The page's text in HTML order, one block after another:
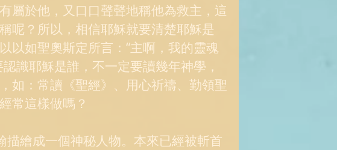
屬於他，又口口聲聲地稱他為救主，這
呢？所以，相信耶穌就要清楚耶穌是
以如聖奧斯定所言：“主啊，我的靈魂
識耶穌是誰，不一定要讀幾年神學，
如：常讀《聖經》、用心祈禱、勤領聖
常這樣做嗎？